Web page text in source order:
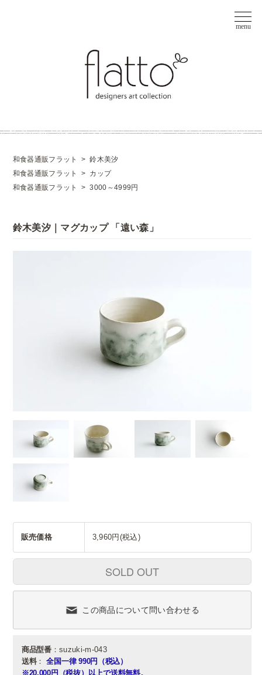
和食器通販フラット >鈴木美汐
和食器通販フラット
> カップ
和食器通販フラット
>3000～4999円
鈴木美汐｜マグカップ 「遠い森」
販売価格 3,960円(税込)
SOLD OUT
この商品について問い合わせる
商品型番：suzuki-m-043
送料： 全国一律 990円（税込）
※20,000円（税抜）以上で送料無料。